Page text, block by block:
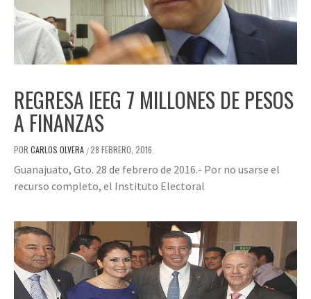
REGRESA IEEG 7 MILLONES DE PESOS
A FINANZAS
POR CARLOS OLVERA /28 FEBRERO, 2016
Guanajuato, Gto. 28 de febrero de 2016.- Por no usarse el
recurso completo, el Instituto Electoral